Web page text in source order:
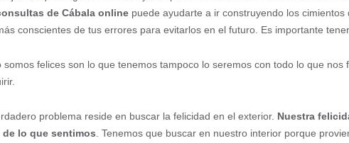
de Cábala online puede ayudarte a ir construyendo los
conscientes de tus errores para evitarlos en el futuro. Es importante
somos felices son lo que tenemos tampoco lo seremos con todo lo que
problema reside en buscar la felicidad en el exterior. Nuestra
lo que sentimos . Tenemos que buscar en nuestro interior porque